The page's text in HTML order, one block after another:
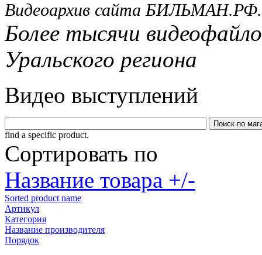
Видеоархив сайта БИЛЬМАН.РФ.
Более тысячи
Уральского региона
Видео выступлений
find a specific product.
Сортировать по
Название товара +/-
Sorted product name
Артикул
Категория
Название производителя
Порядок